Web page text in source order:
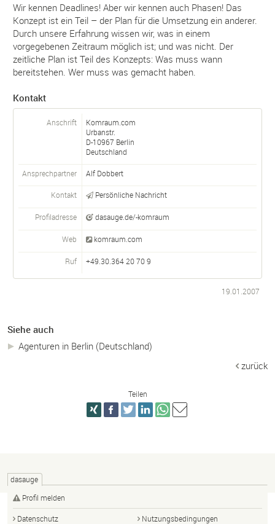
Wir kennen Deadlines! Aber wir kennen auch Phasen! Das
Konzept ist ein Teil – der Plan für die Umsetzung ein anderer.
Durch unsere Erfahrung wissen wir, was in einem
vorgegebenen Zeitraum möglich ist; und was nicht. Der
zeitliche Plan ist Teil des Konzepts: Was muss wann
bereitstehen. Wer muss was gemacht haben.
Kontakt
Anschrift
Komraum.com
Urbanstr.
D-10967 Berlin
Deutschland
Ansprechpartner Alf Dobbert
Kontakt Persönliche Nachricht
Profiladresse dasauge.de/-komraum
Web komraum.com
Ruf +49.30.364 20 70 9
19.01.2007
Siehe auch
Agenturen in Berlin (Deutschland)
zurück
Teilen
dasauge
Profil melden
Datenschutz
Nutzungsbedingungen